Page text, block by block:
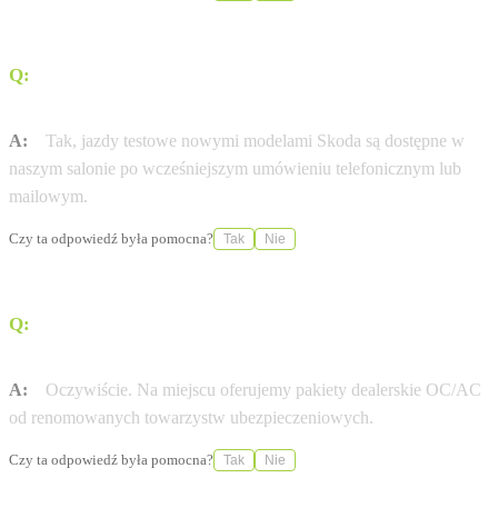
Q:
A:
Tak, jazdy testowe nowymi modelami Skoda są dostępne w
naszym salonie po wcześniejszym umówieniu telefonicznym lub
mailowym.
Czy ta odpowiedź była pomocna? Tak Nie
Q:
A:
Oczywiście. Na miejscu oferujemy pakiety dealerskie OC/AC
od renomowanych towarzystw ubezpieczeniowych.
Czy ta odpowiedź była pomocna? Tak Nie